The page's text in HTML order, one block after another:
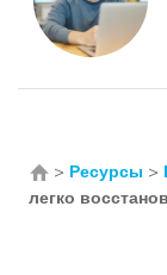
> Ресурсы >
легко